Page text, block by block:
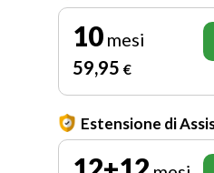
10 mesi
59,95 €
Estensione di